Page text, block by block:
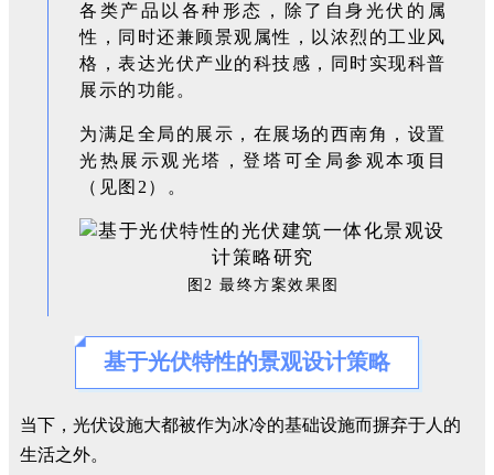
各类产品以各种形态，除了自身光伏的属
性，同时还兼顾景观属性，以浓烈的工业风
格，表达光伏产业的科技感，同时实现科普
展示的功能。
为满足全局的展示，在展场的西南角，设置
光热展示观光塔，登塔可全局参观本项目
（见图2）。
图2 最终方案效果图
基于光伏特性的景观设计策略
当下，光伏设施大都被作为冰冷的基础设施而摒弃于人的
生活之外。